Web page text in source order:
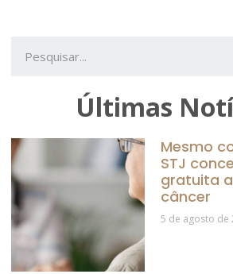
Últimas
Mesmo
STJ
gratuita
câncer
5 de agosto de